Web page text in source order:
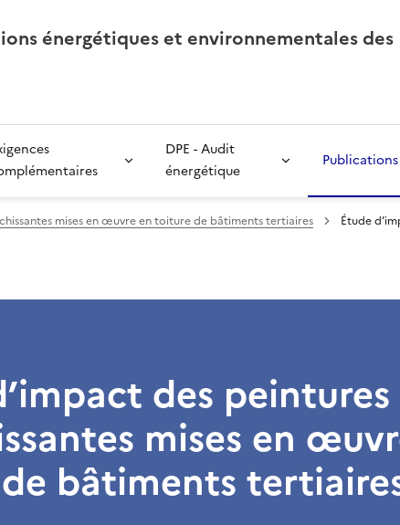
énergétiques et environnementales des
DPE - Audit
énergétique
Publications
mises en œuvre en toiture de bâtiments tertiaires
Étude
des peintures
mises en
bâtiments